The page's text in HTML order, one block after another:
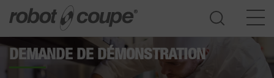
DEMANDE DE DÉMONSTRATION